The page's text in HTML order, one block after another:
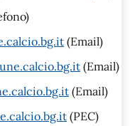
(Email)
(Email)
(Email)
(PEC)